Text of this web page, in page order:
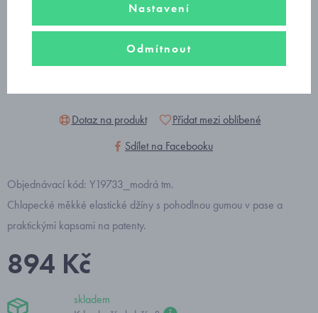
Dotaz na produkt
Přidat mezi oblíbené
Sdílet na Facebooku
Objednávací kód: Y19733_modrá tm.
Chlapecké měkké elastické džíny s pohodlnou gumou v pase a
praktickými kapsami na patenty.
894 Kč
skladem
Nastavení
Odmítnout